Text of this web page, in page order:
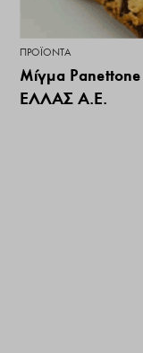
ΠΡΟΪΌΝΤΑ
Μίγμα
ΕΛΛΑΣ Α.Ε.